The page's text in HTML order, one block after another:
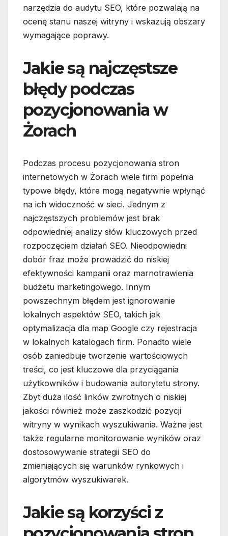
narzędzia do audytu SEO, które pozwalają na
ocenę stanu naszej witryny i wskazują obszary
wymagające poprawy.
Jakie są najczęstsze
błędy podczas
pozycjonowania w
Żorach
Podczas procesu pozycjonowania stron
internetowych w Żorach wiele firm popełnia
typowe błędy, które mogą negatywnie wpłynąć
na ich widoczność w sieci. Jednym z
najczęstszych problemów jest brak
odpowiedniej analizy słów kluczowych przed
rozpoczęciem działań SEO. Nieodpowiedni
dobór fraz może prowadzić do niskiej
efektywności kampanii oraz marnotrawienia
budżetu marketingowego. Innym
powszechnym błędem jest ignorowanie
lokalnych aspektów SEO, takich jak
optymalizacja dla map Google czy rejestracja
w lokalnych katalogach firm. Ponadto wiele
osób zaniedbuje tworzenie wartościowych
treści, co jest kluczowe dla przyciągania
użytkowników i budowania autorytetu strony.
Zbyt duża ilość linków zwrotnych o niskiej
jakości również może zaszkodzić pozycji
witryny w wynikach wyszukiwania. Ważne jest
także regularne monitorowanie wyników oraz
dostosowywanie strategii SEO do
zmieniających się warunków rynkowych i
algorytmów wyszukiwarek.
Jakie są korzyści z